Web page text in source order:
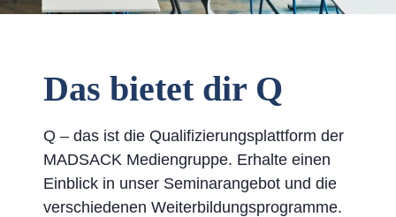
Das bietet dir Q
Q – das ist die Qualifizierungsplattform der
MADSACK Mediengruppe. Erhalte einen
Einblick in unser Seminarangebot und die
verschiedenen Weiterbildungsprogramme.